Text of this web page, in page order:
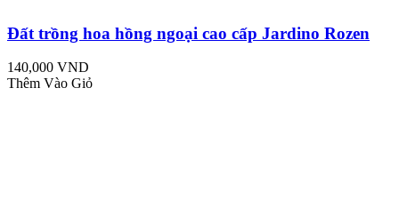
Đất trồng hoa hồng ngoại cao cấp Jardino Rozen
140,000 VND
Thêm Vào Giỏ